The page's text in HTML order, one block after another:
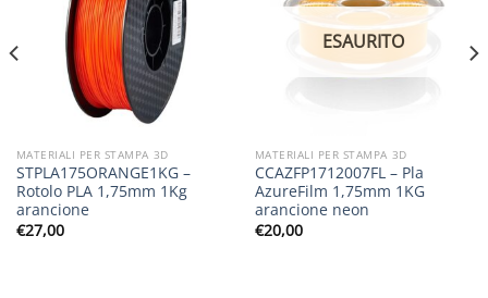
MATERIALI PER STAMPA 3D
STPLA175ORANGE1KG –
Rotolo PLA 1,75mm 1Kg
arancione
€27,00
ESAURITO
MATERIALI PER STAMPA 3D
CCAZFP1712007FL – Pla
AzureFilm 1,75mm 1KG
arancione neon
€20,00